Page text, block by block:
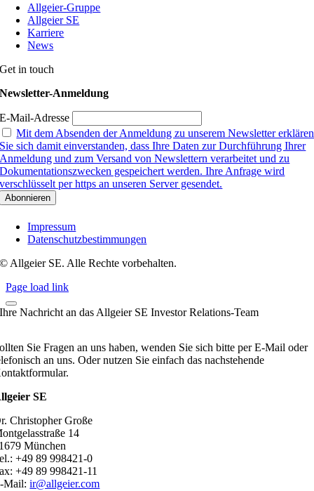
Allgeier-Gruppe
Allgeier SE
Karriere
News
Get in touch
Newsletter-Anmeldung
E-Mail-Adresse
Mit dem Absenden der Anmeldung zu unserem Newsletter erklären
Sie sich damit einverstanden, dass Ihre Daten zur Durchführung Ihrer
Anmeldung und zum Versand von Newslettern verarbeitet und zu
Dokumentationszwecken gespeichert werden. Ihre Anfrage wird
verschlüsselt per https an unseren Server gesendet.
Impressum
Datenschutzbestimmungen
© Allgeier SE. Alle Rechte vorbehalten.
Page load link
Ihre Nachricht an das Allgeier SE Investor Relations-Team
Sie Fragen an uns haben, wenden Sie sich bitte per E-Mail oder
an uns. Oder nutzen Sie einfach das nachstehende
SE
Christopher Große
14
München
+49 89 998421-0
+49 89 998421-11
Mail:ir@allgeier.com